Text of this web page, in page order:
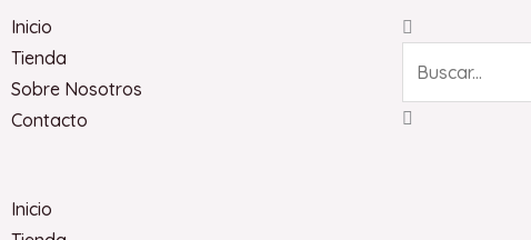
Inicio
Tienda
Sobre Nosotros
Contacto
Inicio
Search